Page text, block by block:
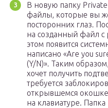
В новую папку
файлы, которые вы
посторонних глаз.
на созданный файл
этом появится
написано «Are you
(Y/N)». Таким
хочет получить
требуется
открывшемся
на клавиатуре.